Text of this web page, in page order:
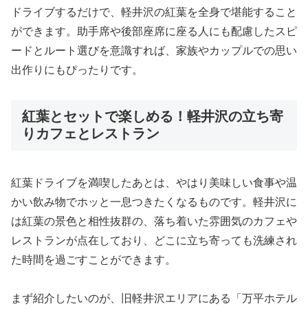
ドライブするだけで、軽井沢の紅葉を全身で堪能すること
ができます。助手席や後部座席に座る人にも配慮したスピ
ードとルート選びを意識すれば、家族やカップルでの思い
出作りにもぴったりです。
紅葉とセットで楽しめる！軽井沢の立ち寄
りカフェとレストラン
紅葉ドライブを満喫したあとは、やはり美味しい食事や温
かい飲み物でホッと一息つきたくなるものです。軽井沢に
は紅葉の景色と相性抜群の、落ち着いた雰囲気のカフェや
レストランが点在しており、どこに立ち寄っても洗練され
た時間を過ごすことができます。
まず紹介したいのが、旧軽井沢エリアにある「万平ホテル